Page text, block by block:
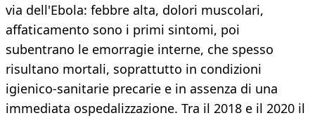
via dell'Ebola: febbre alta, dolori muscolari,
affaticamento sono i primi sintomi, poi
subentrano le emorragie interne, che spesso
risultano mortali, soprattutto in condizioni
igienico-sanitarie precarie e in assenza di una
immediata ospedalizzazione. Tra il 2018 e il 2020 il